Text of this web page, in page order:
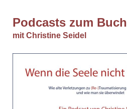
Podcasts zum Buch
mit Christine Seidel